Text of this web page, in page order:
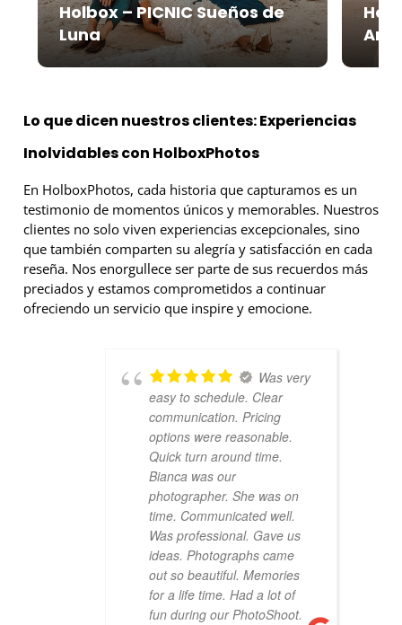
Holbox – PICNIC Sueños de
Luna
Lo que dicen nuestros clientes: Experiencias
Inolvidables con HolboxPhotos
En HolboxPhotos, cada historia que capturamos es un
testimonio de momentos únicos y memorables. Nuestros
clientes no solo viven experiencias excepcionales, sino
que también comparten su alegría y satisfacción en cada
reseña. Nos enorgullece ser parte de sus recuerdos más
preciados y estamos comprometidos a continuar
ofreciendo un servicio que inspire y emocione.
Was very
easy to schedule. Clear
communication. Pricing
options were reasonable.
Quick turn around time.
Bianca was our
photographer. She was on
time. Communicated well.
Was professional. Gave us
ideas. Photographs came
out so beautiful. Memories
for a life time. Had a lot of
fun during our PhotoShoot.